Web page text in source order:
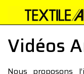
Vidéos
Nous proposons